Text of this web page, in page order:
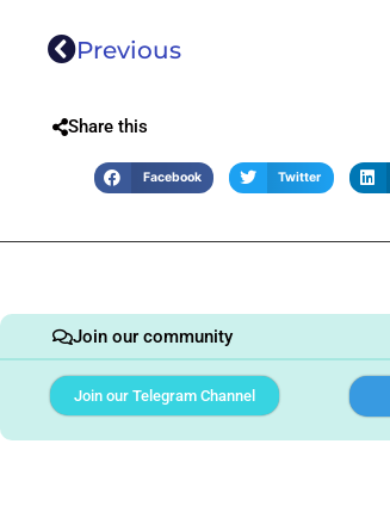
Previous
Share this
Facebook Twitter
Join our community
Join our Telegram Channel